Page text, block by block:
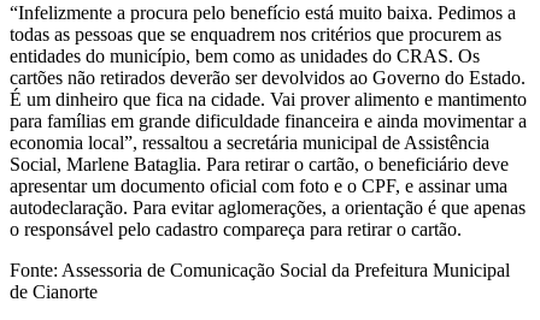
“Infelizmente a procura pelo benefício está muito baixa. Pedimos a
todas as pessoas que se enquadrem nos critérios que procurem as
entidades do município, bem como as unidades do CRAS. Os
cartões não retirados deverão ser devolvidos ao Governo do Estado.
É um dinheiro que fica na cidade. Vai prover alimento e mantimento
para famílias em grande dificuldade financeira e ainda movimentar a
economia local”, ressaltou a secretária municipal de Assistência
Social, Marlene Bataglia. Para retirar o cartão, o beneficiário deve
apresentar um documento oficial com foto e o CPF, e assinar uma
autodeclaração. Para evitar aglomerações, a orientação é que apenas
o responsável pelo cadastro compareça para retirar o cartão.
Fonte: Assessoria de Comunicação Social da Prefeitura Municipal
de Cianorte